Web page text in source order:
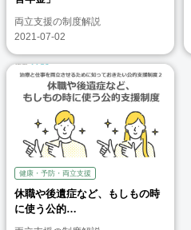
両立支援の制度解説
2021-07-02
健康・予防・両立支援
休職や後遺症など、もしもの時
に使う公的…